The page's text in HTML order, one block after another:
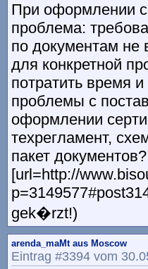
При оформлении
проблема:
по документам не
для конкретной
потратить время
проблемы с
оформлении
техрегламент,
пакет
[url=http://
gek�rzt!)
arenda_maMt aus Moscow
Eintrag #3394 vom